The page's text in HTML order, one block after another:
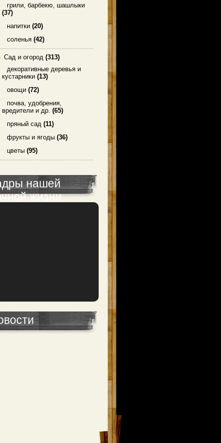
грили, барбекю, шашлыки
(37)
напитки (20)
соленья (42)
Сад и огород (313)
декоративные деревья и
кустарники (13)
овощи (72)
почва, удобрения,
вредители и др. (65)
пряный сад (11)
фрукты и ягоды (36)
цветы (95)
нашей
жизни